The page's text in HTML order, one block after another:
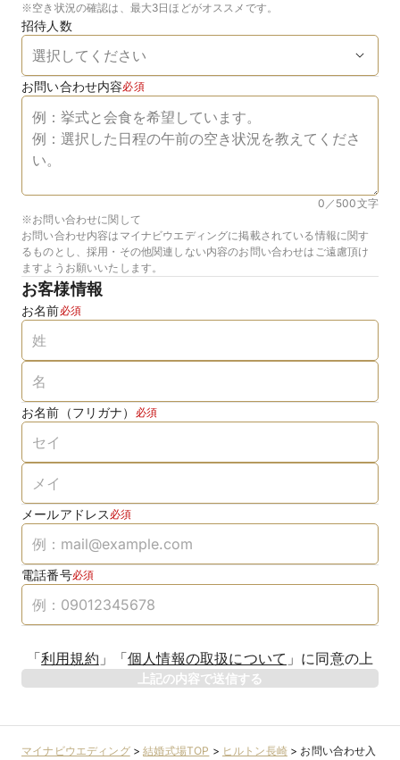
※空き状況の確認は、最大3日ほどがオススメです。
招待人数
お問い合わせ内容必須
0／500文字
※お問い合わせに関して
お問い合わせ内容はマイナビウエディングに掲載されている情報に関す
るものとし、採用・その他関連しない内容のお問い合わせはご遠慮頂け
ますようお願いいたします。
お客様情報
お名前必須
お名前（フリガナ） 必須
メールアドレス 必須
電話番号必須
「利用規約 」 「個人情報の取扱について 」 に同意の上
上記の内容で送信する
マイナビウエディング>結婚式場TOP > ヒルトン長崎> お問い合わせ入